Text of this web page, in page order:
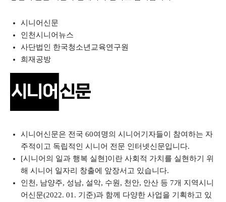
시니어신문
인천시니어뉴스
사단법인 한국청소년교육연구원
희재공방
시니어신문은 전국 60여명의 시니어기자들이 참여하는 자
주적이고 독립적인 시니어 전문 인터넷신문입니다.
[시니어의 일과 행복 실현]이란 사회적 가치를 실현하기 위
해 시니어 일자리 창출에 앞장서고 있습니다.
인천, 남양주, 성남, 설악, 수원, 천안, 안산 등 7개 지역시니
어신문(2022. 01. 기준)과 함께 다양한 사업을 기획하고 있